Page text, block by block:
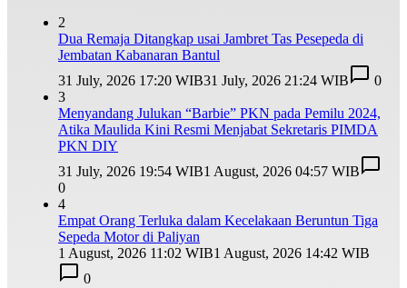
2
Dua Remaja Ditangkap usai Jambret Tas Pesepeda di
Jembatan Kabanaran Bantul
31 July, 2026 17:20 WIB31 July, 2026 21:24 WIB
0
3
Menyandang Julukan “Barbie” PKN pada Pemilu 2024,
Atika Maulida Kini Resmi Menjabat Sekretaris PIMDA
PKN DIY
31 July, 2026 19:54 WIB1 August, 2026 04:57 WIB
0
4
Empat Orang Terluka dalam Kecelakaan Beruntun Tiga
Sepeda Motor di Paliyan
1 August, 2026 11:02 WIB1 August, 2026 14:42 WIB
0